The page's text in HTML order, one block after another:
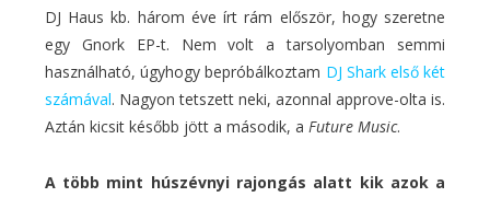
DJ Haus kb. három éve írt rám először, hogy szeretne
egy Gnork EP-t. Nem volt a tarsolyomban semmi
használható, úgyhogy bepróbálkoztam DJ Shark első két
számával. Nagyon tetszett neki, azonnal approve-olta is.
Aztán kicsit később jött a második, a Future Music.
A több mint húszévnyi rajongás alatt kik azok a